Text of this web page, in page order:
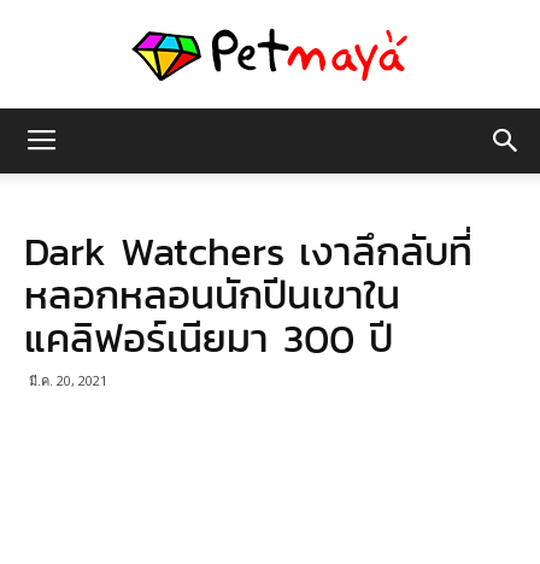
มายา
Dark Watchers เงาลึกลับที่
หลอกหลอนนักปีนเขาใน
แคลิฟอร์เนียมา 300 ปี
มี.ค. 20, 2021